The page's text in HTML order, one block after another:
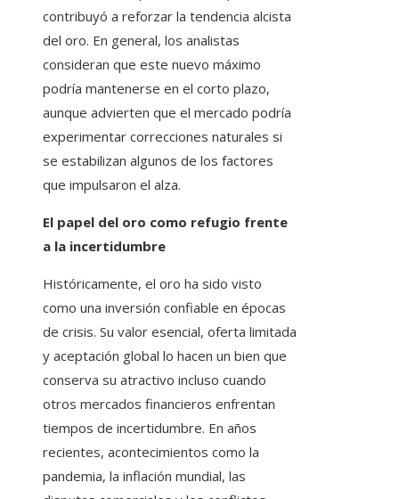
contribuyó a reforzar la tendencia alcista
del oro. En general, los analistas
consideran que este nuevo máximo
podría mantenerse en el corto plazo,
aunque advierten que el mercado podría
experimentar correcciones naturales si
se estabilizan algunos de los factores
que impulsaron el alza.
El papel del oro como refugio frente
a la incertidumbre
Históricamente, el oro ha sido visto
como una inversión confiable en épocas
de crisis. Su valor esencial, oferta limitada
y aceptación global lo hacen un bien que
conserva su atractivo incluso cuando
otros mercados financieros enfrentan
tiempos de incertidumbre. En años
recientes, acontecimientos como la
pandemia, la inflación mundial, las